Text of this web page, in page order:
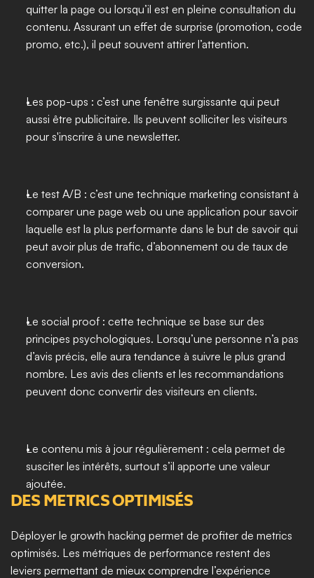
quitter la page ou lorsqu’il est en pleine consultation du
contenu. Assurant un effet de surprise (promotion, code
promo, etc.), il peut souvent attirer l’attention.
Les pop-ups : c’est une fenêtre surgissante qui peut
aussi être publicitaire. Ils peuvent solliciter les visiteurs
pour s'inscrire à une newsletter.
Le test A/B : c’est une technique marketing consistant à
comparer une page web ou une application pour savoir
laquelle est la plus performante dans le but de savoir qui
peut avoir plus de trafic, d’abonnement ou de taux de
conversion.
Le social proof : cette technique se base sur des
principes psychologiques. Lorsqu’une personne n’a pas
d’avis précis, elle aura tendance à suivre le plus grand
nombre. Les avis des clients et les recommandations
peuvent donc convertir des visiteurs en clients.
Le contenu mis à jour régulièrement : cela permet de
susciter les intérêts, surtout s’il apporte une valeur
ajoutée.
DES METRICS OPTIMISÉS
Déployer le growth hacking permet de profiter de metrics
optimisés. Les métriques de performance restent des
leviers permettant de mieux comprendre l’expérience